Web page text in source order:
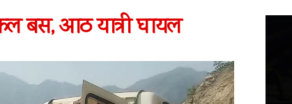
बस, आठ यात्री घायल